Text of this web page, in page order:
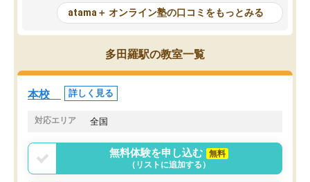
が、自分で自分の管理ができない人に
とっては難しい部分もあるのではない
かと思った。
元数が可視化されるので
しながら意欲的に取り組
常に効果を実感している
すめできる塾です。
atama＋ オンライン塾の口コミをもっとみる
多田羅駅の教室一覧
本校 詳しく見る
対応エリア 全国
無料体験を申し込む
無料
（リストに追加する）